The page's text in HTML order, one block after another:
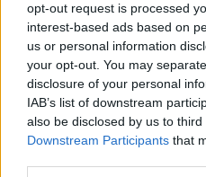
opt-out request is processed
interest-based ads based on
us or personal information
your opt-out. You may
disclosure of your personal
IAB’s list of downstream
also be disclosed by us to
Downstream Participants that
Καλαμάτα:
μπάρες κατά την
Αναστάτωση επικράτησε